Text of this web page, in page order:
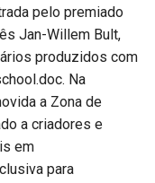
pelo premiado
Jan-Willem Bult,
produzidos com
Na
a Zona de
a criadores e
em
para